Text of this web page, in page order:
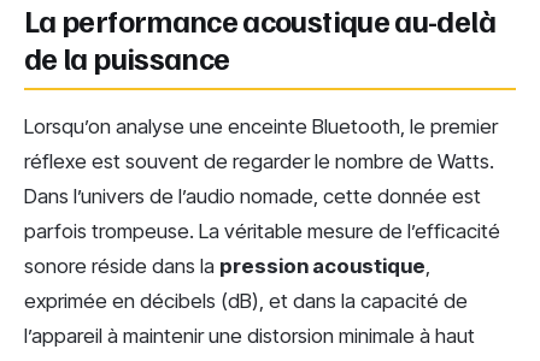
La performance acoustique au-delà
de la puissance
Lorsqu’on analyse une enceinte Bluetooth, le premier
réflexe est souvent de regarder le nombre de Watts.
Dans l’univers de l’audio nomade, cette donnée est
parfois trompeuse. La véritable mesure de l’efficacité
sonore réside dans la pression acoustique
exprimée en décibels (dB), et dans la capacité de
l’appareil à maintenir une distorsion minimale à haut